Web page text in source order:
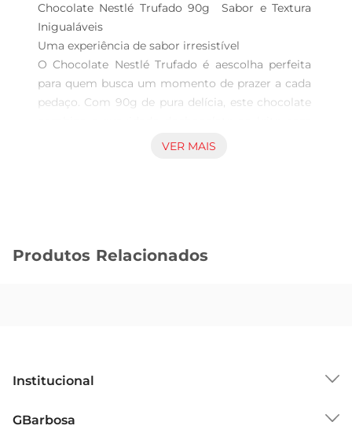
Chocolate Nestlé Trufado 90g  Sabor e Textura
Inigualáveis
Uma experiência de sabor irresistível
O Chocolate Nestlé Trufado é aescolha perfeita
para quem busca um momento de prazer a cada
pedaço. Com 90g de pura delícia, este chocolate
um recheio trufado que derrete na boca,
Reconhecida por sua tradição e qualidade, a
para oferecer uma experiência de consumo que
especial.
VER MAIS
Produtos Relacionados
Institucional
Grupo Cencosud
GBarbosa